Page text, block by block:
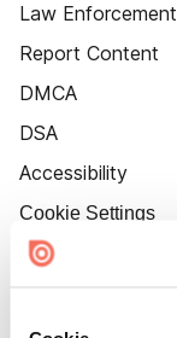
Law Enforcement
Report Content
DMCA
DSA
Accessibility
Cookie Settings